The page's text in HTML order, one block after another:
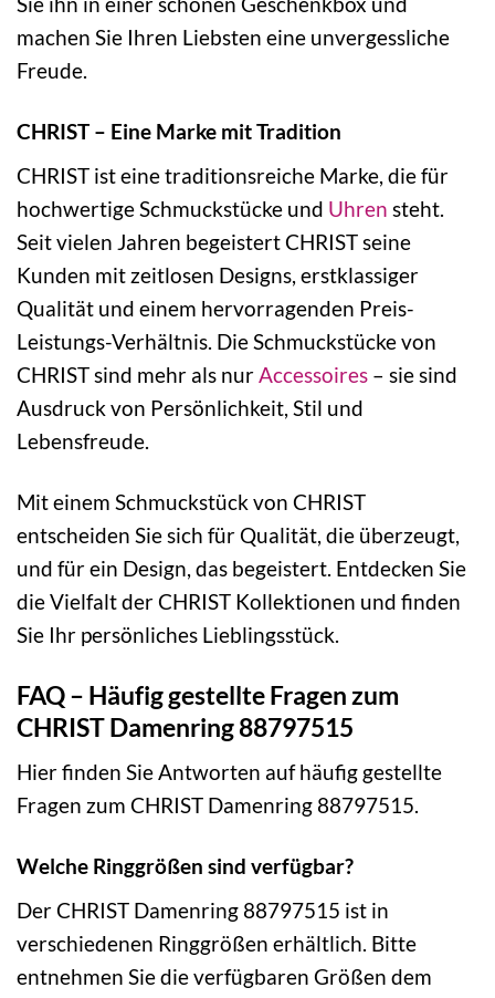
machen Sie Ihren Liebsten eine unvergessliche
Freude.
CHRIST – Eine Marke mit Tradition
CHRIST ist eine traditionsreiche Marke, die für
hochwertige Schmuckstücke und Uhren steht.
Seit vielen Jahren begeistert CHRIST seine
Kunden mit zeitlosen Designs, erstklassiger
Qualität und einem hervorragenden Preis-
Leistungs-Verhältnis. Die Schmuckstücke von
CHRIST sind mehr als nurAccessoires – sie sind
Ausdruck von Persönlichkeit, Stil und
Lebensfreude.
Mit einem Schmuckstück von CHRIST
entscheiden Sie sich für Qualität, die überzeugt,
und für ein Design, das begeistert. Entdecken Sie
die Vielfalt der CHRIST Kollektionen und finden
Sie Ihr persönliches Lieblingsstück.
FAQ – Häufig gestellte Fragen zum
CHRIST Damenring 88797515
Hier finden Sie Antworten auf häufig gestellte
Fragen zum CHRIST Damenring 88797515.
Welche Ringgrößen sind verfügbar?
Der CHRIST Damenring 88797515 ist in
verschiedenen Ringgrößen erhältlich. Bitte
entnehmen Sie die verfügbaren Größen dem